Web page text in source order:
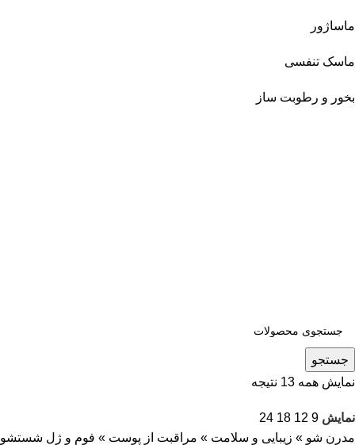
ماساژور
ماسک تنفسی
بخور و رطوبت ساز
جستجو
نمایش همه 13 نتیجه
نمایش 9
12
18
24
مدرن شو » زیبایی و سلامت » مراقبت از پوست » فوم و ژل شستشو